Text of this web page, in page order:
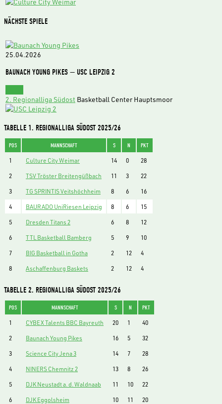
NÄCHSTE SPIELE
25.04.2026
BAUNACH YOUNG PIKES — USC LEIPZIG 2
2. Regionalliga Südost Basketball Center Hauptsmoor
TABELLE 1. REGIONALLIGA SÜDOST 2025/26
POS MANNSCHAFT S N PKT
1 Culture City Weimar 14 0
28
2
TSV Tröster Breitengüßbach 11 3
22
3
TG SPRINTIS Veitshöchheim 8 6
16
4
BAURADO UniRiesen Leipzig 8 6
15
5
Dresden Titans 2 6 8
12
6
TTL Basketball Bamberg 5 9
10
7
BIG Basketball in Gotha 2 12
4
8
Aschaffenburg Baskets 2 12 4
TABELLE 2. REGIONALLIGA SÜDOST 2025/26
POS MANNSCHAFT S N PKT
1 CYBEX Talents BBC Bayreuth 20 1
40
2
Baunach Young Pikes 16 5
32
3
Science City Jena 3 14 7
28
4
NINERS Chemnitz 2 13 8
26
5
DJK Neustadt a. d. Waldnaab 11 10
22
6
DJK Eggolsheim 10 11
20